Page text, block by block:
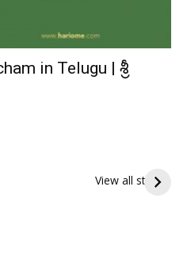
in Telugu | శ్రీ
View all stories
ఇంద్రకీలాద్రి గిరి ప్రదక్షిణ